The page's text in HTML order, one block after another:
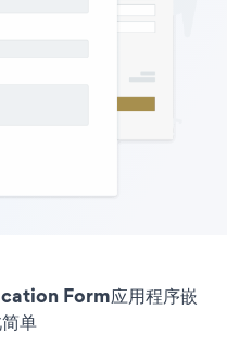
Form应用程序嵌
单